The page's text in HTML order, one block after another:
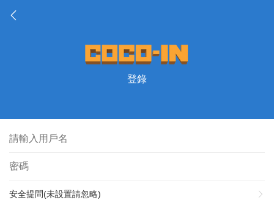
登錄
安全提問(未設置請忽略)